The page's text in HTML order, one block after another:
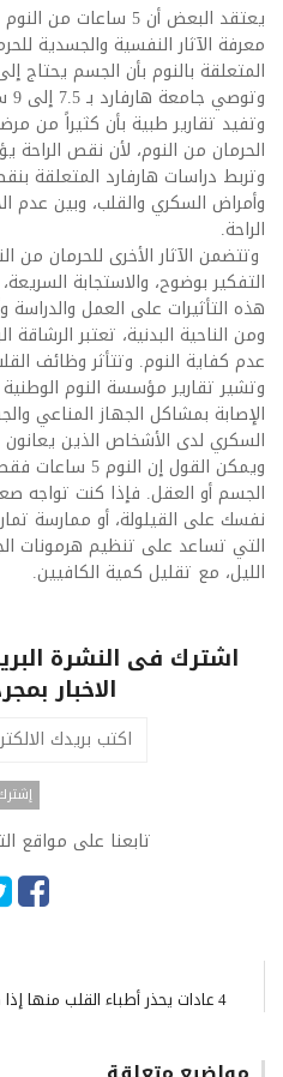
يعتقد البعض أن 5
معرفة الآثار النفسية والجسدية
وتوصي جامعة هارفارد بـ 7.5 إلى 9 ساعات يومياً.
وتفيد تقارير طبية بأن كثيراً من
الحرمان من النوم، لأن نقص الراحة
وتربط دراسات هارفارد المتعلقة
وأمراض السكري والقلب، وبين
الراحة.
وتتضمن الآثار الأخرى للحرمان
التفكير بوضوح، والاستجابة
هذه التأثيرات على العمل والدراسة
ومن الناحية البدنية، تعتبر
عدم كفاية النوم. وتتأثر وظائف
وتشير تقارير مؤسسة النوم
الإصابة بمشاكل الجهاز المناعي
السكري لدى الأشخاص الذين
ويمكن القول إن
الجسم أو العقل. فإذا كنت تواجه
نفسك على القيلولة، أو ممارسة
التي تساعد على تنظيم هرمونات
الليل، مع تقليل كمية الكافيين.
اشترك فى النشرة
الاخبار
تابعنا على مواقع
4 عادات يحذر أطباء القلب منها إذا كنت تريد خفض ضغط الدم.. ما هي؟